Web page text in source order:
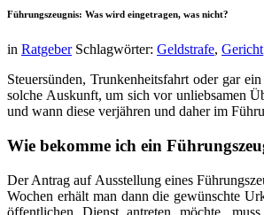
Führungszeugnis: Was wird eingetragen, was nicht?
in Ratgeber Schlagwörter: Geldstrafe, Gericht
Steuersünden, Trunkenheitsfahrt oder gar
solche Auskunft, um sich vor unliebsamen
und wann diese verjähren und daher im
Wie bekomme ich ein
Der Antrag auf Ausstellung eines
Wochen erhält man dann die gewünschte
öffentlichen Dienst antreten möchte,